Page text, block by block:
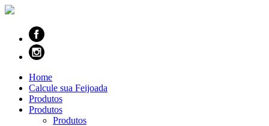
Home
Calcule sua Feijoada
Produtos
Produtos
Produtos